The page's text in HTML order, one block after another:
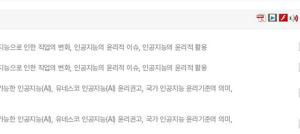
능으로 인한 직업의 변화, 인공지능의 윤리적 이슈, 인공지능의 윤리적 활용
능으로 인한 직업의 변화, 인공지능의 윤리적 이슈, 인공지능의 윤리적 활용
한 인공지능(AI), 유네스코 인공지능(AI) 윤리권고, 국가 인공지능 윤리기준의 의미,
한 인공지능(AI), 유네스코 인공지능(AI) 윤리권고, 국가 인공지능 윤리기준의 의미,